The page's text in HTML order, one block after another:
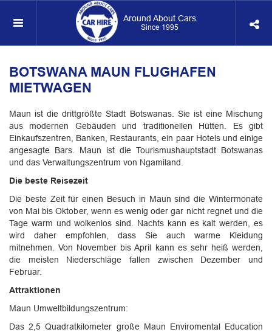
Around About Cars
Since 1995
BOTSWANA MAUN FLUGHAFEN
MIETWAGEN
Maun ist die drittgrößte Stadt Botswanas. Sie ist eine Mischung
aus modernen Gebäuden und traditionellen Hütten. Es gibt
Einkaufszentren, Banken, Restaurants, ein paar Hotels und einige
angesagte Bars. Maun ist die Tourismushauptstadt Botswanas
und das Verwaltungszentrum von Ngamiland.
Die beste Reisezeit
Die beste Zeit für einen Besuch in Maun sind die Wintermonate
von Mai bis Oktober, wenn es wenig oder gar nicht regnet und die
Tage warm und wolkenlos sind. Nachts kann es kalt werden, es
wird daher empfohlen, dass Sie auch warme Kleidung
mitnehmen. Von November bis April kann es sehr heiß werden,
die meisten Niederschläge fallen zwischen Dezember und
Februar.
Attraktionen
Maun Umweltbildungszentrum:
Das 2,5 Quadratkilometer große Maun Enviromental Education